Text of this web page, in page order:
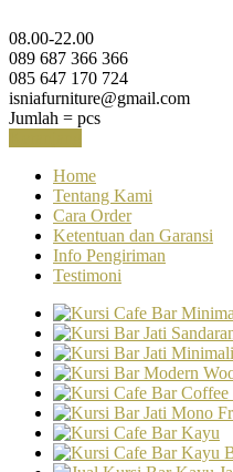
08.00-22.00
089 687 366 366
085 647 170 724
isniafurniture@gmail.com
Jumlah = pcs
Home
Tentang Kami
Cara Order
Ketentuan dan Garansi
Info Pengiriman
Testimoni